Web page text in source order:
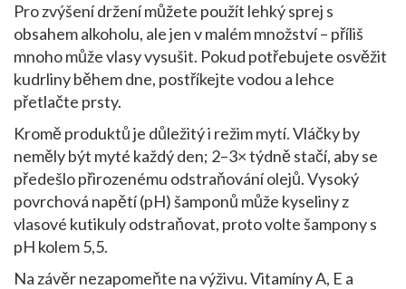
Pro zvýšení držení můžete použít lehký sprej s
obsahem alkoholu, ale jen v malém množství – příliš
mnoho může vlasy vysušit. Pokud potřebujete osvěžit
kudrliny během dne, postříkejte vodou a lehce
přetlačte prsty.
Kromě produktů je důležitý i režim mytí. Vláčky by
neměly být myté každý den; 2–3× týdně stačí, aby se
předešlo přirozenému odstraňování olejů. Vysoký
povrchová napětí (pH) šamponů může kyseliny z
vlasové kutikuly odstraňovat, proto volte šampony s
pH kolem 5,5.
Na závěr nezapomeňte na výživu. Vitamíny A, E a